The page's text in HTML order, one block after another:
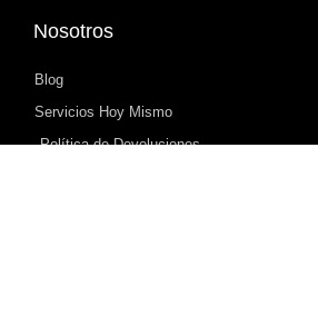
Nosotros
Blog
Servicios Hoy Mismo
Política de Devoluciones